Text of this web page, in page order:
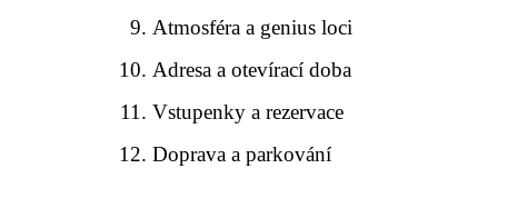
Atmosféra a genius loci
Adresa a otevírací doba
Vstupenky a rezervace
Doprava a parkování